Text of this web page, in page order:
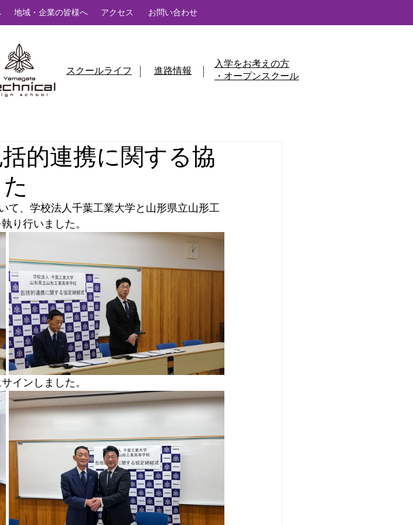
地域・企業の皆様へ アクセス お問い合わせ
スクールライフ 進路情報
入学をお考えの方
・オープンスクール
的連携に関する協
、学校法人千葉工業大学と山形県立山形工
り行いました。
インしました。